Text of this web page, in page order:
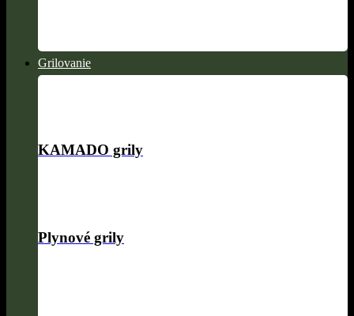
Grilovanie
KAMADO grily
Plynové grily